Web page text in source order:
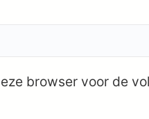
browser voor de